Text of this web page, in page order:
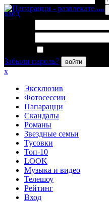
вход
Забыли пароль?
войти
x
Эксклюзив
Фотосессии
Папарацци
Скандалы
Романы
Звездные семьи
Тусовки
Топ-10
LOOK
Музыка и видео
Телешоу
Рейтинг
Вход